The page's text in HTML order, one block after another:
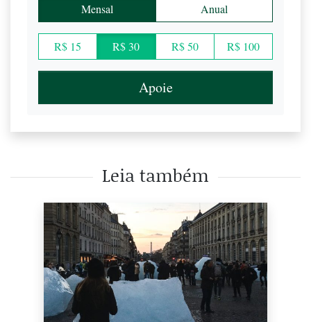
Mensal Anual
R$ 15 R$ 30 R$ 50 R$ 100
Apoie
Leia também